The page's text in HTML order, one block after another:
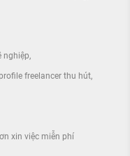
nghiệp
freelancer thu hút
xin việc miễn phí